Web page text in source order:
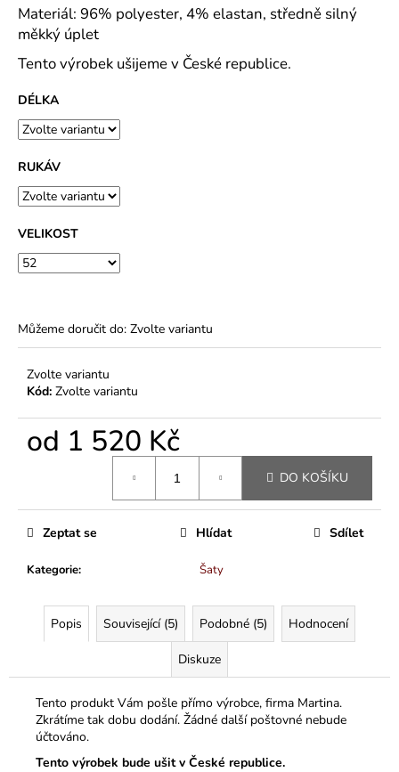
Materiál: 96% polyester, 4% elastan, středně silný
měkký úplet
Tento výrobek ušijeme v České republice.
DÉLKA
RUKÁV
VELIKOST
Můžeme doručit do: Zvolte variantu
Zvolte variantu
Kód: Zvolte variantu
od 1 520 Kč
DO KOŠÍKU
Kategorie: Šaty
Zeptat se Hlídat Sdílet
Popis Související (5) Podobné (5) Hodnocení
Diskuze
Tento produkt Vám pošle přímo výrobce, firma Martina.
Zkrátíme tak dobu dodání. Žádné další poštovné nebude
účtováno.
Tento výrobek bude ušit v České republice.
e
SPOLEČENSKÉ
ZORKA
KVALITNÍ
LEHKÝ
POLYESTEROVÝ
-
VÍCE
DÉLEK
490
Kč